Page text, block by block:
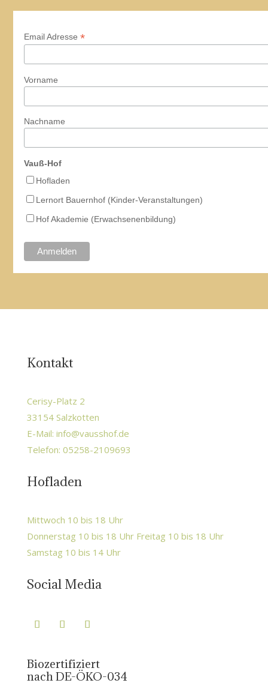
Email Adresse*
Vorname
Nachname
Vauß-Hof
Hofladen
Lernort Bauernhof (Kinder-Veranstaltungen)
Hof Akademie (Erwachsenenbildung)
Kontakt
Cerisy-Platz 2
33154 Salzkotten
E-Mail: info@vausshof.de
Telefon: 05258-2109693
Hofladen
Mittwoch 10 bis 18 Uhr
Donnerstag 10 bis 18 Uhr Freitag 10 bis 18 Uhr
Samstag 10 bis 14 Uhr
Social Media
Biozertifiziert
nach DE-ÖKO-034